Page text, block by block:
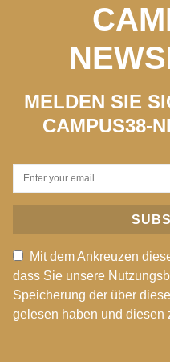
MELDEN SIE
CAMPUS38-
Mit dem Ankreuzen
dass Sie unsere
Speicherung der über
gelesen haben und diesen